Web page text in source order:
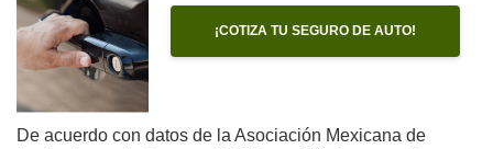
¡COTIZA TU SEGURO DE AUTO!
De acuerdo con datos de la Asociación Mexicana de